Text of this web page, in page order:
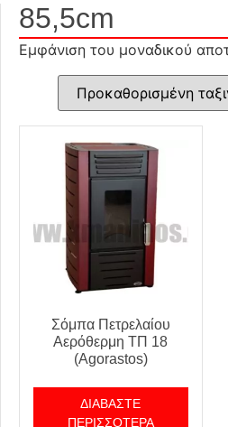
85,5cm
Εμφάνιση του μοναδικού
Σόμπα Πετρελαίου
Αερόθερμη ΤΠ 18
(Agorastos)
ΔΙΑΒΆΣΤΕ
ΠΕΡΙΣΣΌΤΕΡΑ